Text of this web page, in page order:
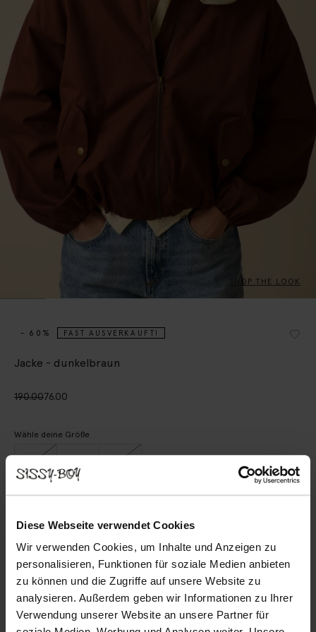
Diese Webseite verwendet Cookies
Wir verwenden Cookies, um Inhalte und Anzeigen zu
personalisieren, Funktionen für soziale Medien anbieten
zu können und die Zugriffe auf unsere Website zu
analysieren. Außerdem geben wir Informationen zu Ihrer
Verwendung unserer Website an unsere Partner für
SHOP THE LOOK
- 60% FAST AUSVERKAUFT!
Jacke - dunkelbraun
190.0076.00
Wähle deine Größe
Schnelle Lieferung
Rechnungskauf möglich
BESCHREIBUNG